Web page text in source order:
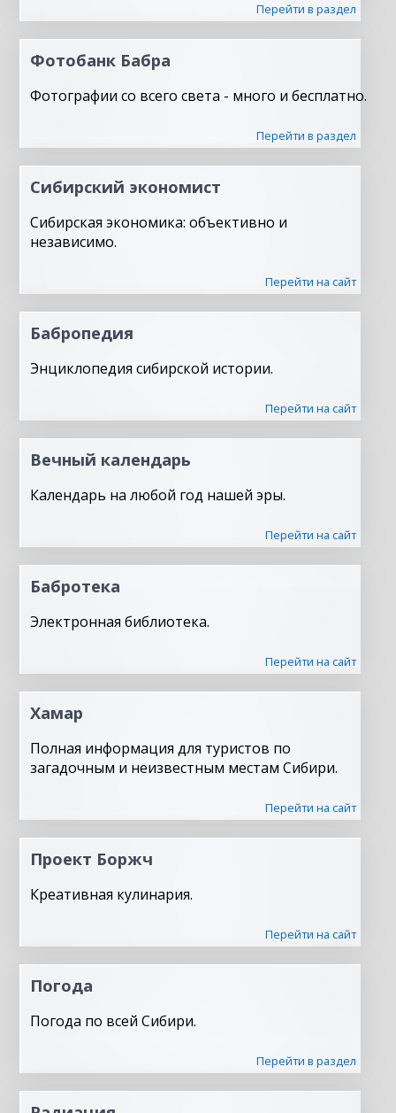
Перейти в раздел
Фотобанк Бабра
Фотографии со всего света - много и бесплатно.
Перейти в раздел
Сибирский экономист
Сибирская экономика: объективно и
независимо.
Перейти на сайт
Бабропедия
Энциклопедия сибирской истории.
Перейти на сайт
Вечный календарь
Календарь на любой год нашей эры.
Перейти на сайт
Бабротека
Электронная библиотека.
Перейти на сайт
Хамар
Полная информация для туристов по
загадочным и неизвестным местам Сибири.
Перейти на сайт
Проект Боржч
Креативная кулинария.
Перейти на сайт
Погода
Погода по всей Сибири.
Перейти в раздел